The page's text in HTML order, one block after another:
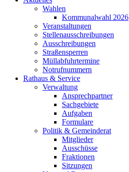
Wahlen
Kommunalwahl 2026
Veranstaltungen
Stellenausschreibungen
Ausschreibungen
Straßensperren
Müllabfuhrtermine
Notrufnummern
Rathaus & Service
Verwaltung
Ansprechpartner
Sachgebiete
Aufgaben
Formulare
Politik & Gemeinderat
Mitglieder
Ausschüsse
Fraktionen
Sitzungen